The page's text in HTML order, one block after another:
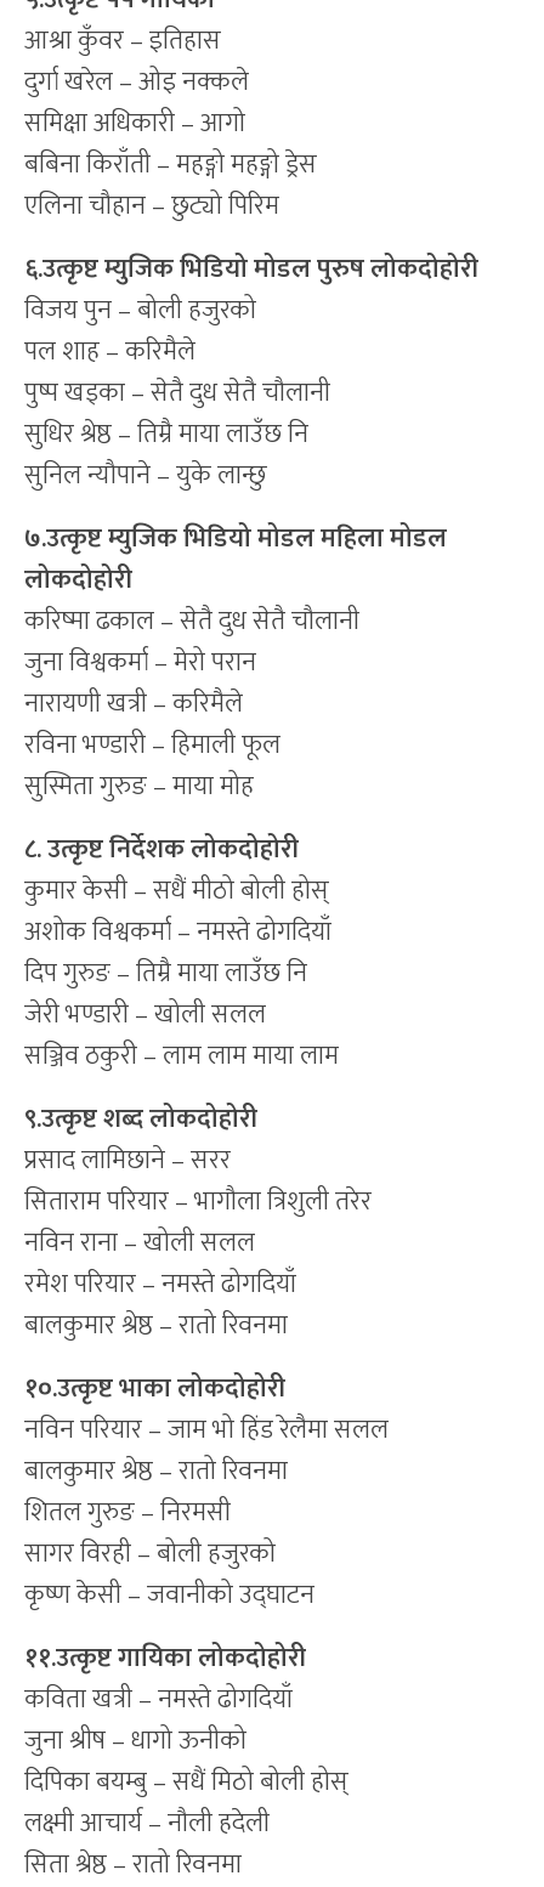
आश्रा कुँवर – इतिहास
दुर्गा खरेल – ओइ नक्कले
समिक्षा अधिकारी – आगो
बबिना किराँती – महङ्गो महङ्गो ड्रेस
एलिना चौहान – छुट्यो पिरिम
६.उत्कृष्ट म्युजिक भिडियो मोडल पुरुष लोकदोहोरी
विजय पुन – बोली हजुरको
पल शाह – करिमैले
पुष्प खड्का – सेतै दुध सेतै चौलानी
सुधिर श्रेष्ठ – तिम्रै माया लाउँछ नि
सुनिल न्यौपाने – युके लान्छु
७.उत्कृष्ट म्युजिक भिडियो मोडल महिला मोडल
लोकदोहोरी
करिष्मा ढकाल – सेतै दुध सेतै चौलानी
जुना विश्वकर्मा – मेरो परान
नारायणी खत्री – करिमैले
रविना भण्डारी – हिमाली फूल
सुस्मिता गुरुङ – माया मोह
८. उत्कृष्ट निर्देशक लोकदोहोरी
कुमार केसी – सधैं मीठो बोली होस्
अशोक विश्वकर्मा – नमस्ते ढोगदियाँ
दिप गुरुङ – तिम्रै माया लाउँछ नि
जेरी भण्डारी – खोली सलल
सञ्जिव ठकुरी – लाम लाम माया लाम
९.उत्कृष्ट शब्द लोकदोहोरी
प्रसाद लामिछाने – सरर
सिताराम परियार – भागौला त्रिशुली तरेर
नविन राना – खोली सलल
रमेश परियार – नमस्ते ढोगदियाँ
बालकुमार श्रेष्ठ – रातो रिवनमा
१०.उत्कृष्ट भाका लोकदोहोरी
नविन परियार – जाम भो हिंड रेलैमा सलल
बालकुमार श्रेष्ठ – रातो रिवनमा
शितल गुरुङ – निरमसी
सागर विरही – बोली हजुरको
कृष्ण केसी – जवानीको उद्घाटन
११.उत्कृष्ट गायिका लोकदोहोरी
कविता खत्री – नमस्ते ढोगदियाँ
जुना श्रीष – धागो ऊनीको
दिपिका बयम्बु – सधैं मिठो बोली होस्
लक्ष्मी आचार्य – नौली हदेली
सिता श्रेष्ठ – रातो रिवनमा